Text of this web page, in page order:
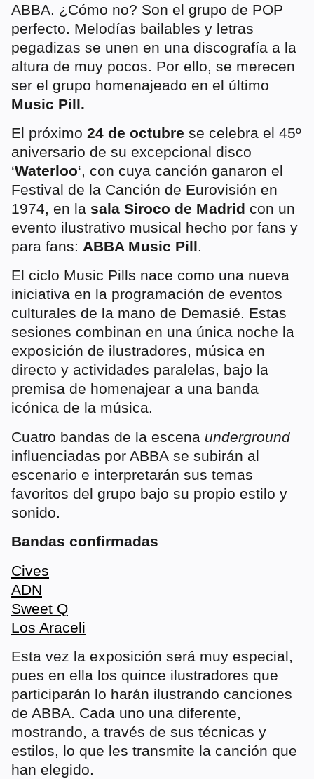
ABBA. ¿Cómo no? Son el grupo de POP
perfecto. Melodías bailables y letras
pegadizas se unen en una discografía a la
altura de muy pocos. Por ello, se merecen
ser el grupo homenajeado en el último
Music Pill.
El próximo 24 de octubre se celebra el 45º
aniversario de su excepcional disco
‘Waterloo‘, con cuya canción ganaron el
Festival de la Canción de Eurovisión en
1974, en la sala Siroco de Madrid con un
evento ilustrativo musical hecho por fans y
para fans: ABBA Music Pill.
El ciclo Music Pills nace como una nueva
iniciativa en la programación de eventos
culturales de la mano de Demasié. Estas
sesiones combinan en una única noche la
exposición de ilustradores, música en
directo y actividades paralelas, bajo la
premisa de homenajear a una banda
icónica de la música.
Cuatro bandas de la escena underground
influenciadas por ABBA se subirán al
escenario e interpretarán sus temas
favoritos del grupo bajo su propio estilo y
sonido.
Bandas confirmadas
Cives
ADN
Sweet Q
Los Araceli
Esta vez la exposición será muy especial,
pues en ella los quince ilustradores que
participarán lo harán ilustrando canciones
de ABBA. Cada uno una diferente,
mostrando, a través de sus técnicas y
estilos, lo que les transmite la canción que
han elegido.